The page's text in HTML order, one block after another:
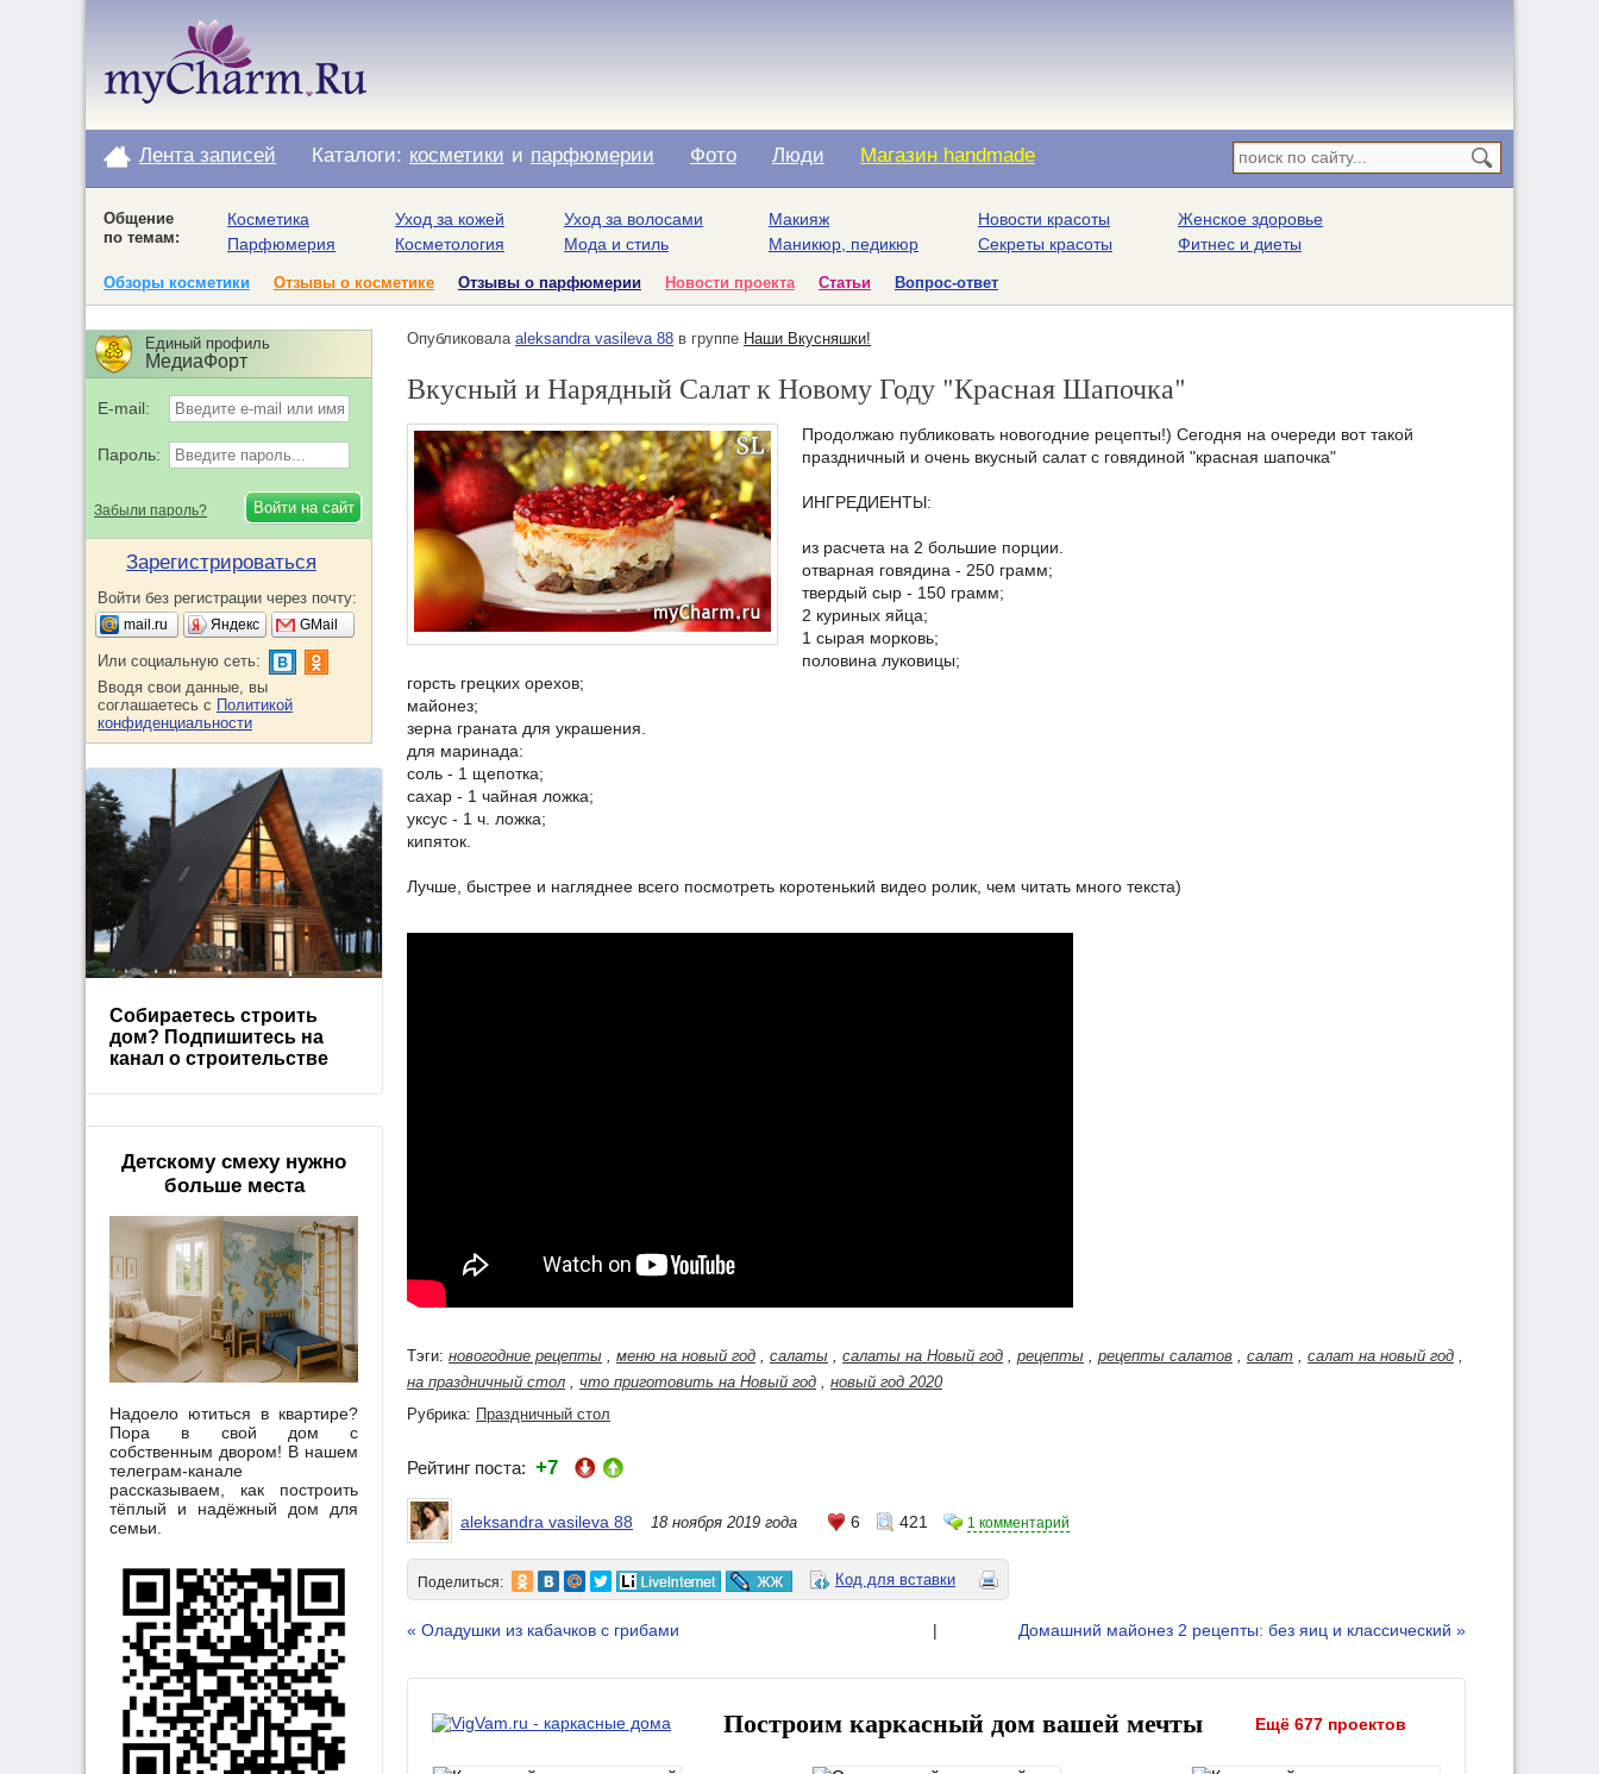
Лента записей Каталоги: косметики и парфюмерии Фото Люди Магазин handmade
Общение
по темам:
Косметика
Парфюмерия
Уход за кожей
Косметология
Уход за волосами
Мода и стиль
Макияж
Маникюр, педикюр
Новости красоты
Секреты красоты
Женское здоровье
Фитнес и диеты
Обзоры косметики Отзывы о косметике Отзывы о парфюмерии Новости проекта Статьи Вопрос-ответ
Опубликовала aleksandra vasileva 88 в группе Наши Вкусняшки!
Вкусный и Нарядный Салат к Новому Году "Красная Шапочка"
Продолжаю публиковать новогодние рецепты!) Сегодня на очереди вот такой
праздничный и очень вкусный салат с говядиной "красная шапочка"
ИНГРЕДИЕНТЫ:
из расчета на 2 большие порции.
отварная говядина - 250 грамм;
твердый сыр - 150 грамм;
2 куриных яйца;
1 сырая морковь;
половина луковицы;
горсть грецких орехов;
майонез;
зерна граната для украшения.
для маринада:
соль - 1 щепотка;
сахар - 1 чайная ложка;
уксус - 1 ч. ложка;
кипяток.
Лучше, быстрее и нагляднее всего посмотреть коротенький видео ролик, чем читать много текста)
Тэги: новогодние рецепты , меню на новый год , салаты , салаты на Новый год , рецепты , рецепты салатов , салат , салат на новый год ,
на праздничный стол , что приготовить на Новый год , новый год 2020
Рубрика: Праздничный стол
Рейтинг поста: +7
aleksandra vasileva 88 18 ноября 2019 года 6 421 1 комментарий
Поделиться: Код для вставки
« Оладушки из кабачков с грибами | Домашний майонез 2 рецепты: без яиц и классический »
Построим каркасный дом вашей мечты Ещё 677 проектов
Единый профиль
МедиаФорт
E-mail:
Пароль:
Забыли пароль?
Зарегистрироваться
Войти без регистрации через почту:
mail.ru Яндекс GMail
Или социальную сеть:
Вводя свои данные, вы
соглашаетесь с Политикой
конфиденциальности
Собираетесь строить
дом? Подпишитесь на
канал о строительстве
Детскому смеху нужно
больше места
Надоело ютиться в квартире?
Пора в свой дом с
собственным двором! В нашем
телеграм-канале
рассказываем, как построить
тёплый и надёжный дом для
семьи.